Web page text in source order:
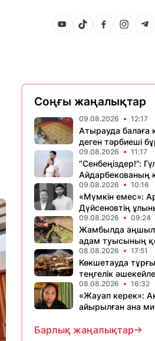
Соңғы жаңалықтар
09.08.2026 12:17
Атырауда балаға
деген тәрбиеші
09.08.2026 11:17
“Сенбеңіздер!”:
Айдарбекованың
09.08.2026 10:16
«Мүмкін емес»:
Дүйсеновтің
09.08.2026 09:24
Жамбылда
адам туысының
08.08.2026 17:51
Көкшетауда
теңгелік
08.08.2026 16:32
«Жауап керек»:
айырылған ана
Барлық жаңалықтар